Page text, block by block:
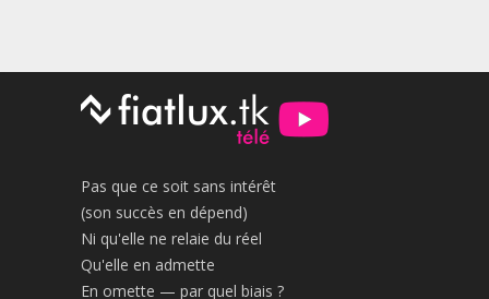
Pas que ce soit sans intérêt
(son succès en dépend)
Ni qu'elle ne relaie du réel
Qu'elle en admette
En omette — par quel biais ?